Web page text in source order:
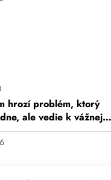
hrozí problém, ktorý
ale vedie k vážnej
tejto činnosti
zmeniť – Seniori –